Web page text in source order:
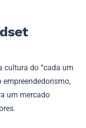
cultura do “cada um
empreendedorismo,
um mercado